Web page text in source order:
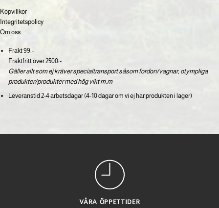
Köpvillkor
Integritetspolicy
Om oss
Frakt 99:-
Fraktfritt över 2500:-
Gäller allt som ej kräver specialtransport såsom fordon/vagnar, otympliga
produkter/produkter med hög vikt m.m
Leveranstid 2-4 arbetsdagar (4-10 dagar om vi ej har produkten i lager)
VÅRA ÖPPETTIDER